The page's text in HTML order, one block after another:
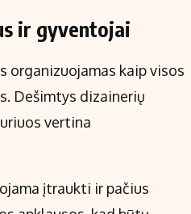
ir gyventojai
organizuojamas kaip visos
Dešimtys dizainerių
vertina
įtraukti ir pačius